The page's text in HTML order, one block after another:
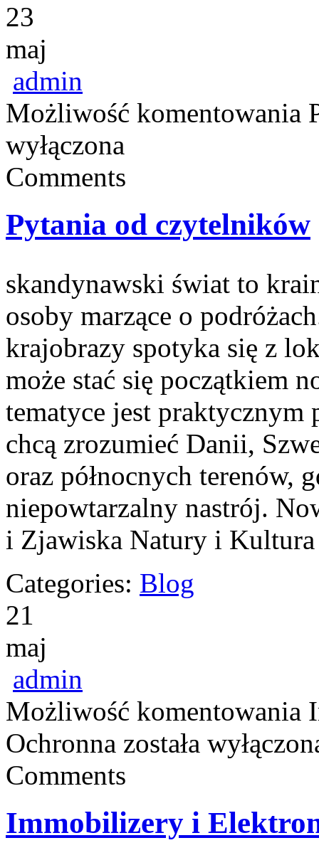
23
maj
admin
Możliwość komentowania
wyłączona
Comments
Pytania od czytelników
skandynawski świat to
osoby marzące o
krajobrazy spotyka się z
może stać się początkiem
tematyce jest
chcą zrozumieć Danii,
oraz północnych terenów,
niepowtarzalny nastrój.
i Zjawiska Natury i
Categories: Blog
21
maj
admin
Możliwość komentowania
Ochronna została
Comments
Immobilizery i